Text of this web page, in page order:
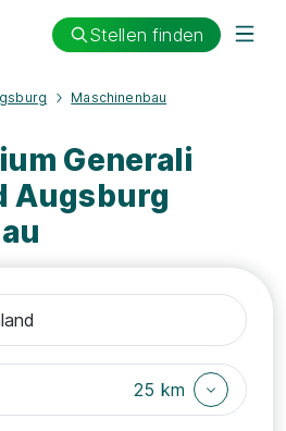
Stellen finden
Maschinenbau
Generali
Augsburg
25 km